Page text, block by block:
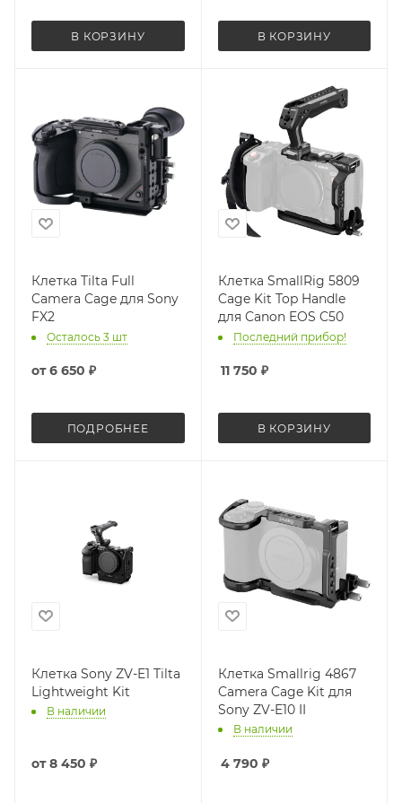
В КОРЗИНУ В КОРЗИНУ
Клетка Tilta Full
Camera Cage для Sony
FX2
Осталось 3 шт
от6 650 ₽
ПОДРОБНЕЕ
Клетка SmallRig 5809
Cage Kit Top Handle
для Canon EOS C50
Последний прибор!
11 750 ₽
В КОРЗИНУ
Клетка Sony ZV-E1 Tilta
Lightweight Kit
В наличии
от8 450 ₽
Клетка Smallrig 4867
Camera Cage Kit для
Sony ZV-E10 II
В наличии
4 790 ₽